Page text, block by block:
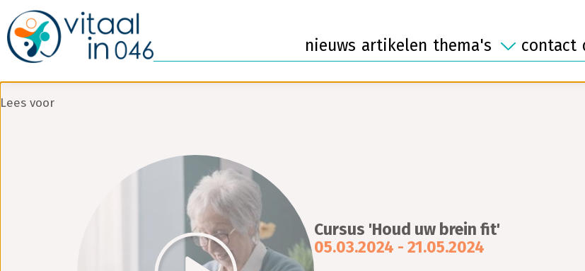
nieuws artikelen thema's
vrijwilligerswerkcontact
Lees voor
Cursus 'Houd uw brein fit'
05.03.2024 - 21.05.2024